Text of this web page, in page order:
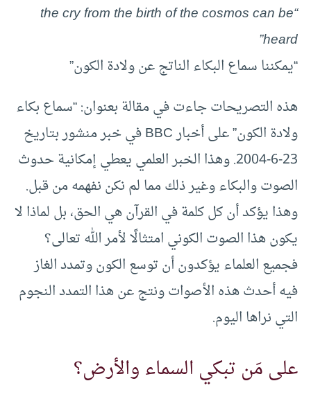
“the cry from the birth of the cosmos can be
heard”
“يمكننا سماع البكاء الناتج عن ولادة الكون”
هذه التصريحات جاءت في مقالة بعنوان: “سماع بكاء
ولادة الكون” على أخبار BBC في خبر منشور بتاريخ
23-6-2004. وهذا الخبر العلمي يعطي إمكانية حدوث
الصوت والبكاء وغير ذلك مما لم نكن نفهمه من قبل.
وهذا يؤكد أن كل كلمة في القرآن هي الحق، بل لماذا لا
يكون هذا الصوت الكوني امتثالًا لأمر الله تعالى؟
فجميع العلماء يؤكدون أن توسع الكون وتمدد الغاز
فيه أحدث هذه الأصوات ونتج عن هذا التمدد النجوم
التي نراها اليوم.
على مَن تبكي السماء والأرض؟